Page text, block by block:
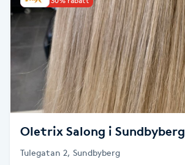
Babylights
Balayage
Bambumassage
Barber
Barnklippning
Oletrix Salong i Sundbyberg
Tulegatan 2, Sundbyberg